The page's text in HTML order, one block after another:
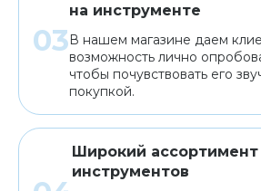
на инструменте
В нашем магазине даем
возможность лично
чтобы почувствовать его
покупкой.
Широкий
инструментов